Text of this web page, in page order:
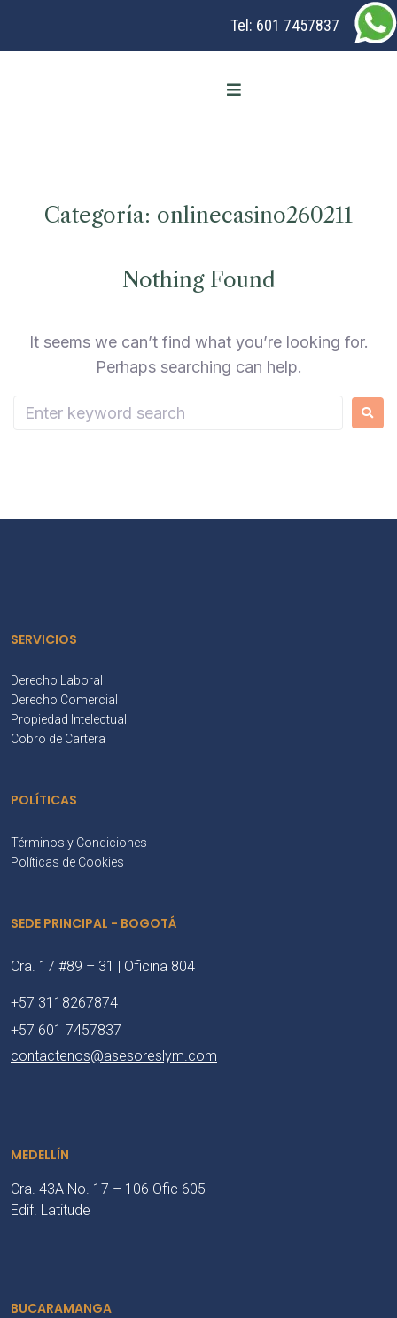
Tel: 601 7457837
Categoría: onlinecasino260211
Nothing Found
It seems we can’t find what you’re looking for.
Perhaps searching can help.
SERVICIOS
Derecho Laboral
Derecho Comercial
Propiedad Intelectual
Cobro de Cartera
POLÍTICAS
Términos y Condiciones
Políticas de Cookies
SEDE PRINCIPAL - BOGOTÁ
Cra. 17 #89 – 31 | Oficina 804
+57 3118267874
+57 601 7457837
contactenos@asesoreslym.com
MEDELLÍN
Cra. 43A No. 17 – 106 Ofic 605
Edif. Latitude
BUCARAMANGA